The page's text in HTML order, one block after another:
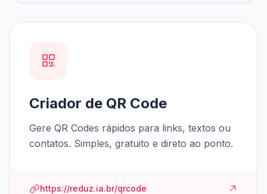
Criador de QR Code
Gere QR Codes rápidos para links, textos ou
contatos. Simples, gratuito e direto ao ponto.
https://reduz.ia.br/qrcode